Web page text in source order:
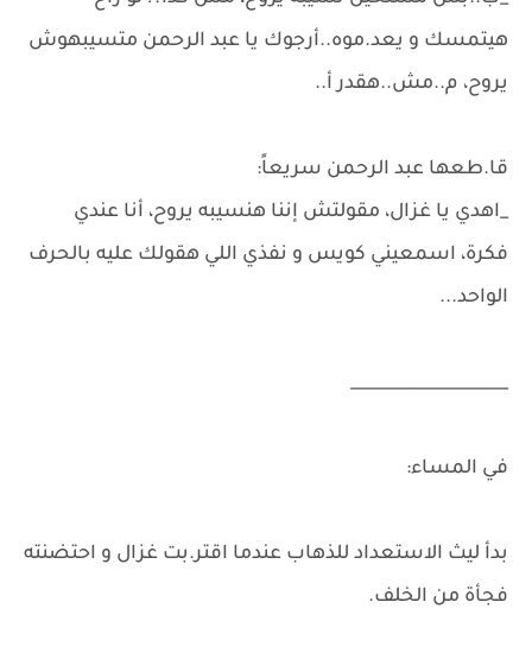
هيتمسك و يعد.موه..أرجوك يا عبد الرحمن متسيبهوش
يروح، م..مش..هقدر أ..
قا.طعها عبد الرحمن سريعاً:
_اهدي يا غزال، مقولتش إننا هنسيبه يروح، أنا عندي
فكرة، اسمعيني كويس و نفذي اللي هقولك عليه بالحرف
الواحد...
___________________
في المساء:
بدأ ليث الاستعداد للذهاب عندما اقتر.بت غزال و احتضنته
فجأة من الخلف.